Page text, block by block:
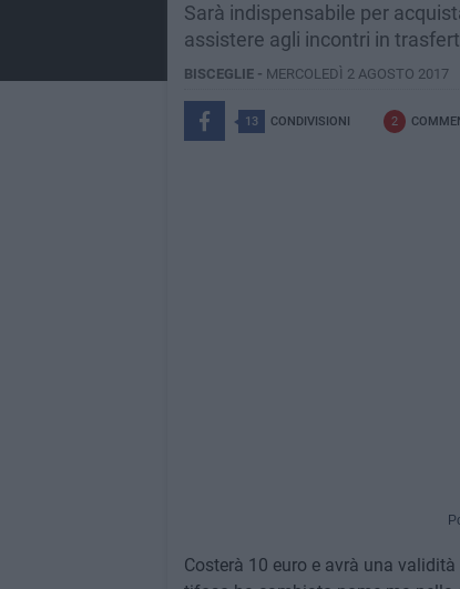
Sarà indispensabile per
assistere agli incontri in
BISCEGLIE - MERCOLEDÌ 2 AGOSTO 2017
13 CONDIVISIONI 2
Costerà 10 euro e avrà una